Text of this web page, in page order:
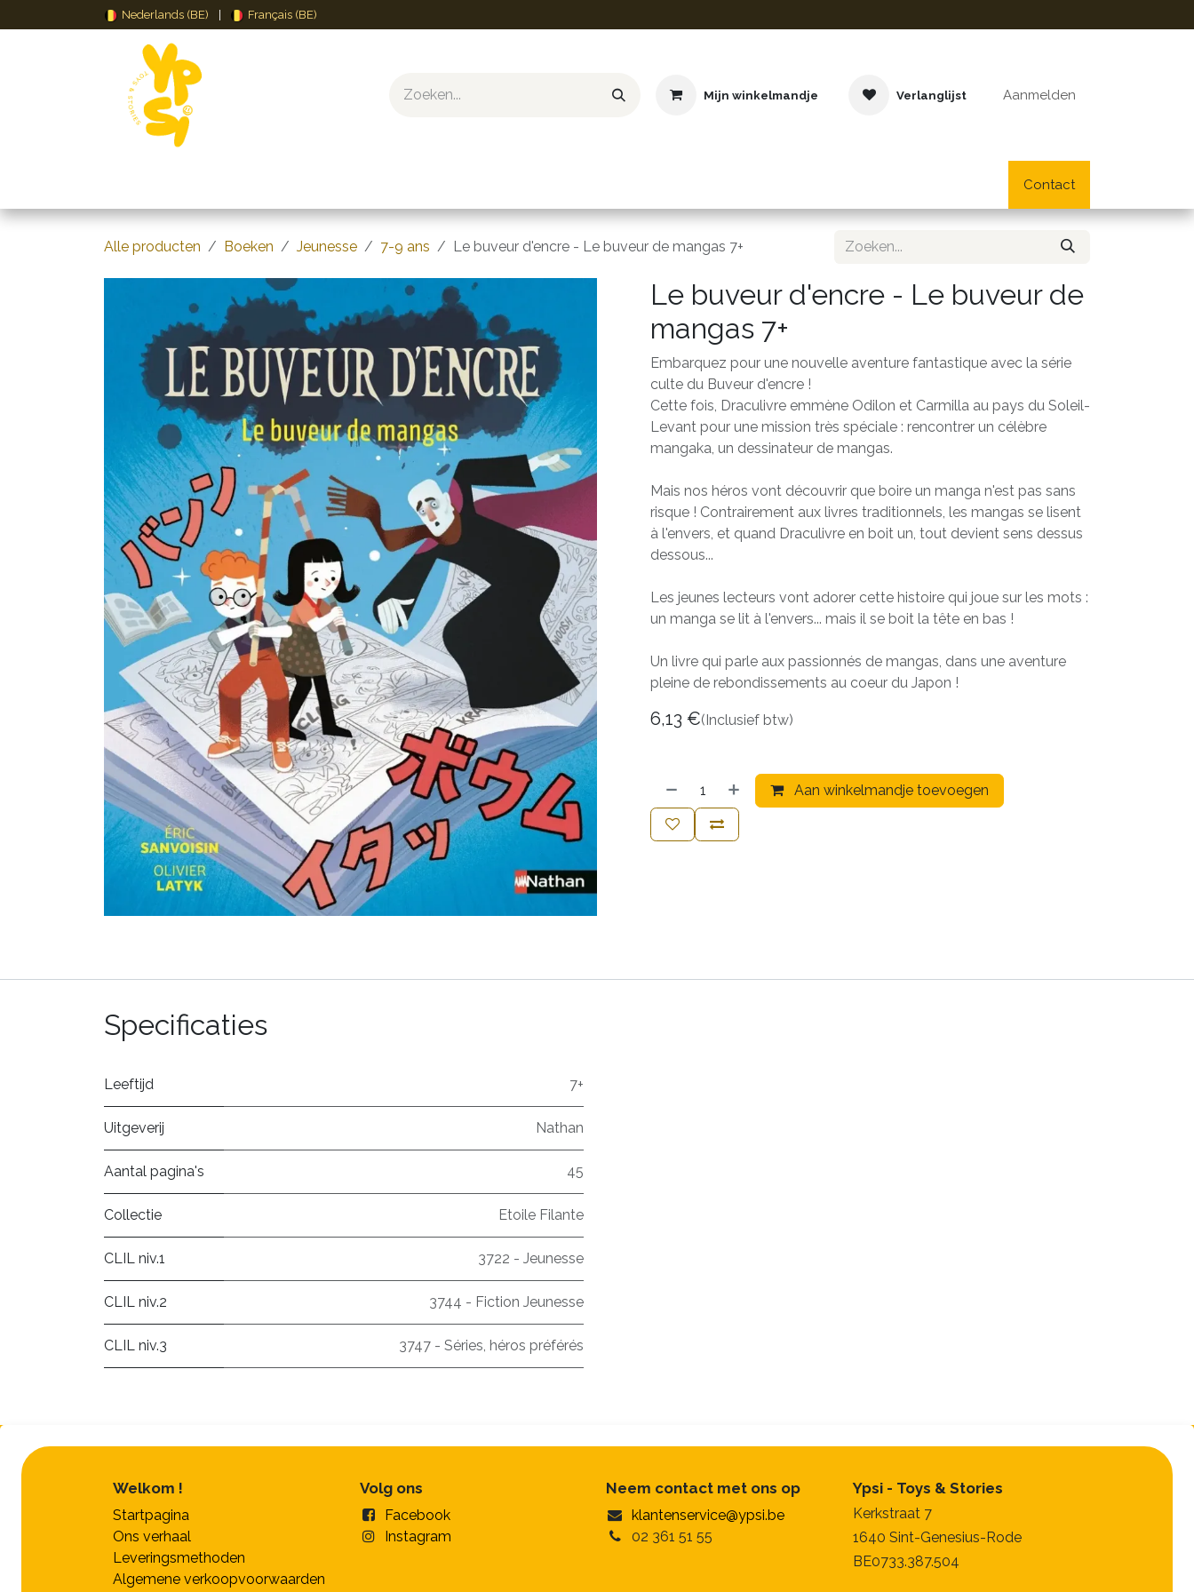
Overslaan naar inhoudNederlands (BE) Français (BE)
Mijn winkelmandje Verlanglijst Aanmelden
Lifestyle
Contact
Alle producten Boeken Jeunesse 7-9 ans Le buveur d'encre - Le buveur de mangas 7+
Le buveur d'encre - Le buveur de
mangas 7+
Embarquez pour une nouvelle aventure fantastique avec la série
culte du Buveur d'encre !
Cette fois, Draculivre emmène Odilon et Carmilla au pays du Soleil-
Levant pour une mission très spéciale : rencontrer un célèbre
mangaka, un dessinateur de mangas.
Mais nos héros vont découvrir que boire un manga n'est pas sans
risque ! Contrairement aux livres traditionnels, les mangas se lisent
à l'envers, et quand Draculivre en boit un, tout devient sens dessus
dessous...
Les jeunes lecteurs vont adorer cette histoire qui joue sur les mots :
un manga se lit à l'envers... mais il se boit la tête en bas !
Un livre qui parle aux passionnés de mangas, dans une aventure
pleine de rebondissements au coeur du Japon !
6,13 €(Inclusief btw)
Aan winkelmandje toevoegen
Specificaties
Leeftijd 7+
Uitgeverij Nathan
Aantal pagina's 45
Collectie Etoile Filante
CLIL niv.1 3722 - Jeunesse
CLIL niv.2 3744 - Fiction Jeunesse
CLIL niv.3 3747 - Séries, héros préférés
Welkom !
Startpagina
Ons verhaal
Leveringsmethoden
Algemene verkoopvoorwaarden
Neem contact met ons op
klantenservice@ypsi.be
02 361 51 55
Ypsi - Toys & Stories
Kerkstraat 7
1640 Sint-Genesius-Rode
BE0733.387.504
Volg ons
Facebook
Instagram